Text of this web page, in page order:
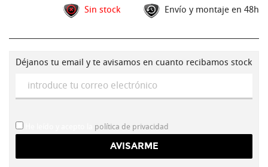
Sin stock Envío y montaje en 48h
Déjanos tu email y te avisamos en cuanto recibamos stock
política de privacidad